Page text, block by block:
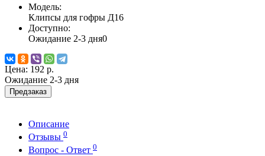
Модель:
Клипсы для гофры Д16
Доступно:
Ожидание 2-3 дня0
Цена: 192 р.
Ожидание 2-3 дня
Предзаказ
Описание
Отзывы 0
Вопрос - Ответ 0